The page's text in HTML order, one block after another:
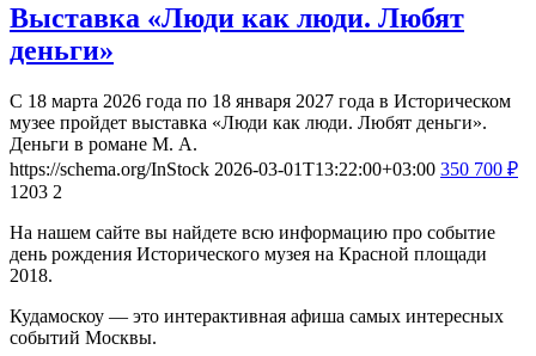
Выставка «Люди как люди. Любят
деньги»
С 18 марта 2026 года по 18 января 2027 года в Историческом
музее пройдет выставка «Люди как люди. Любят деньги».
Деньги в романе М. А.
https://schema.org/InStock 2026-03-01T13:22:00+03:00 350 700 ₽
1203 2
На нашем сайте вы найдете всю информацию про событие
день рождения Исторического музея на Красной площади
2018.
Кудамоскоу — это интерактивная афиша самых интересных
событий Москвы.